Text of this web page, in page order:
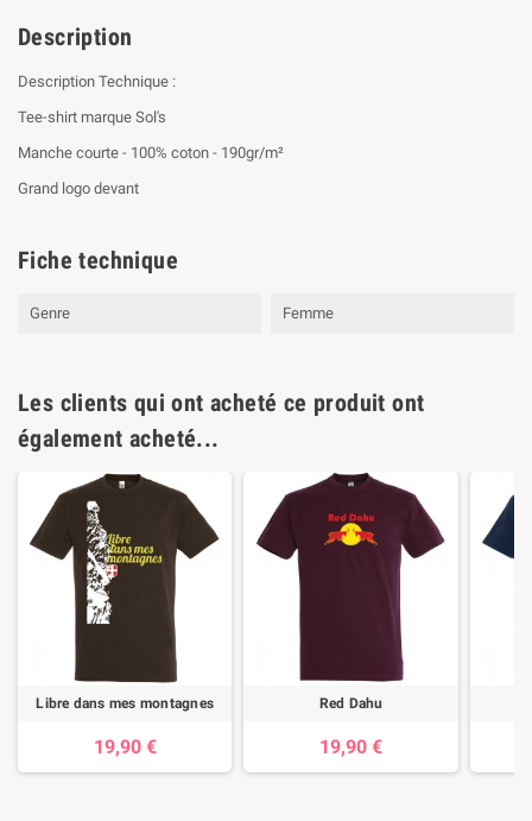
Description
Description Technique :
Tee-shirt marque Sol's
Manche courte - 100% coton - 190gr/m²
Grand logo devant
Fiche technique
Genre Femme
Les clients qui ont acheté ce produit ont
également acheté...
Libre dans mes montagnes
19,90 €
Red Dahu
19,90 €